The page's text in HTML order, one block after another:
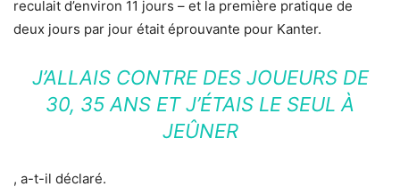
reculait d’environ 11 jours – et la première pratique de
deux jours par jour était éprouvante pour Kanter.
J’ALLAIS CONTRE DES JOUEURS DE
30, 35 ANS ET J’ÉTAIS LE SEUL À
JEÛNER
, a-t-il déclaré.